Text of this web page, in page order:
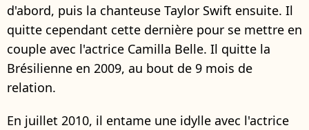
d'abord, puis la chanteuse Taylor Swift ensuite. Il
quitte cependant cette dernière pour se mettre en
couple avec l'actrice Camilla Belle. Il quitte la
Brésilienne en 2009, au bout de 9 mois de
relation.
En juillet 2010, il entame une idylle avec l'actrice